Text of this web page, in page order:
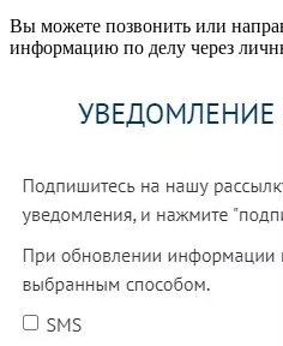
Вы можете позвонить или
информацию по делу через